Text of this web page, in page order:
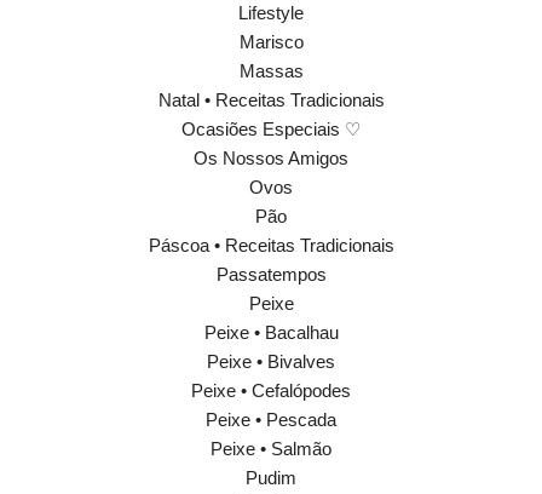
Lifestyle
Marisco
Massas
Natal • Receitas Tradicionais
Ocasiões Especiais ♡
Os Nossos Amigos
Ovos
Pão
Páscoa • Receitas Tradicionais
Passatempos
Peixe
Peixe • Bacalhau
Peixe • Bivalves
Peixe • Cefalópodes
Peixe • Pescada
Peixe • Salmão
Pudim